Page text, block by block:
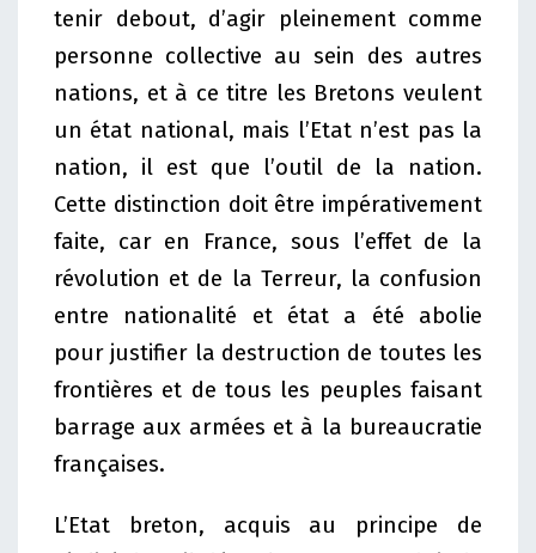
tenir debout, d’agir pleinement comme
personne collective au sein des autres
nations, et à ce titre les Bretons veulent
un état national, mais l’Etat n’est pas la
nation, il est que l’outil de la nation.
Cette distinction doit être impérativement
faite, car en France, sous l’effet de la
révolution et de la Terreur, la confusion
entre nationalité et état a été abolie
pour justifier la destruction de toutes les
frontières et de tous les peuples faisant
barrage aux armées et à la bureaucratie
françaises.
L’Etat breton, acquis au principe de